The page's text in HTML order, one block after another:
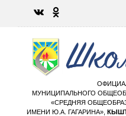
МУНИЦИПАЛЬНОГО
«СРЕДНЯЯ
ИМЕНИ Ю.А. ГАГАРИНА»,